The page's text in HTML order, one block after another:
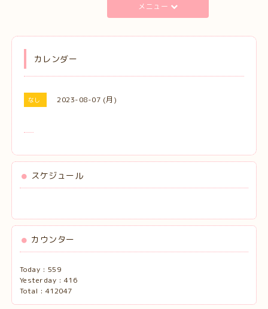
メニュー
カレンダー
なし 2023-08-07 (月)
スケジュール
カウンター
Today : 559
Yesterday : 416
Total : 412047